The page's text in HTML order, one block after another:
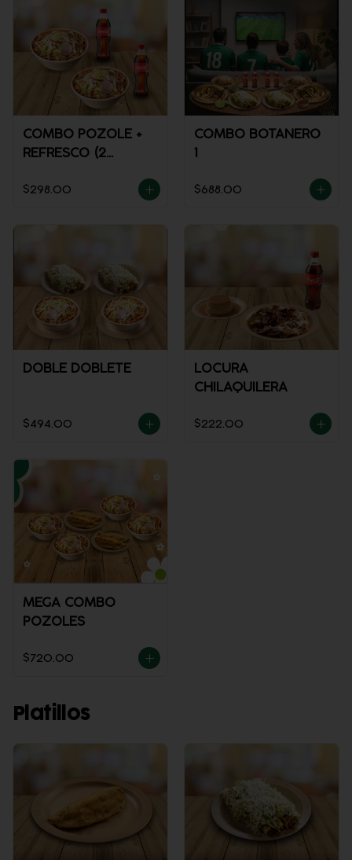
COMBO POZOLE +
REFRESCO (2
$298.00
COMBO BOTANERO
1
$688.00
DOBLE DOBLETE
$494.00
LOCURA
CHILAQUILERA
$222.00
MEGA COMBO
POZOLES
$720.00
Platillos